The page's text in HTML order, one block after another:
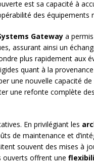
est sa capacité à
des équipements
Gateway a
assurant ainsi un
plus rapidement aux
quant à la
une nouvelle capacité de
une refonte complète
En privilégiant les
de maintenance et
souvent des mises à
ouverts offrent une